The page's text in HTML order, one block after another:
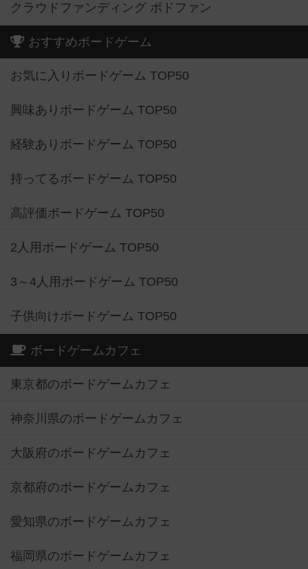
クラウドファンディング ボドファン
おすすめボードゲーム
お気に入りボードゲーム TOP50
興味ありボードゲーム TOP50
経験ありボードゲーム TOP50
持ってるボードゲーム TOP50
高評価ボードゲーム TOP50
2人用ボードゲーム TOP50
3～4人用ボードゲーム TOP50
子供向けボードゲーム TOP50
ボードゲームカフェ
東京都のボードゲームカフェ
神奈川県のボードゲームカフェ
大阪府のボードゲームカフェ
京都府のボードゲームカフェ
愛知県のボードゲームカフェ
福岡県のボードゲームカフェ